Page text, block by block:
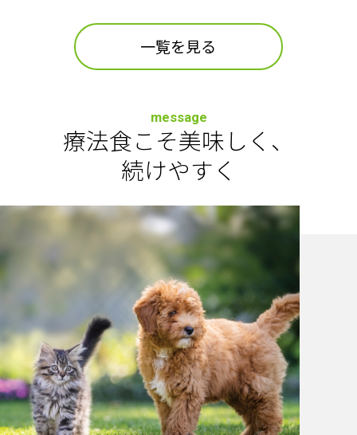
一覧を見る
message
療法食こそ美味しく、
続けやすく